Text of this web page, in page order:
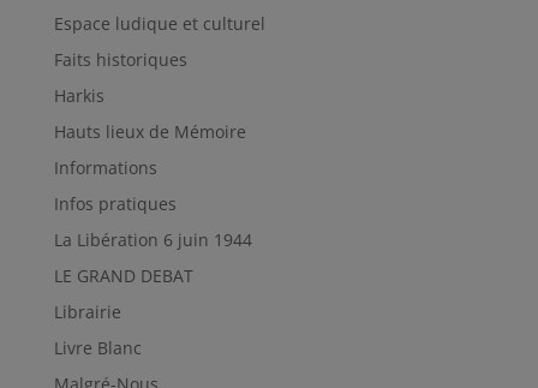
Espace ludique et culturel
Faits historiques
Harkis
Hauts lieux de Mémoire
Informations
Infos pratiques
La Libération 6 juin 1944
LE GRAND DEBAT
Librairie
Livre Blanc